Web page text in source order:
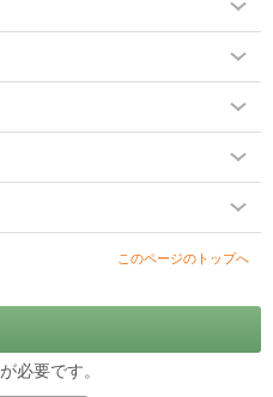
このページのトップへ
が必要です。